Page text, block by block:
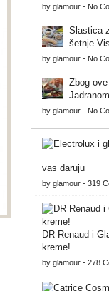
by glamour - No
Slastica
šetnje
by glamour - No
Zbog
by glamour - No
vas daruju
by glamour - 319
DR Renaud i
kreme!
by glamour - 278